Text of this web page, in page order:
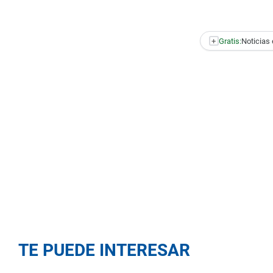
+ Gratis:Noticias
TE PUEDE INTERESAR